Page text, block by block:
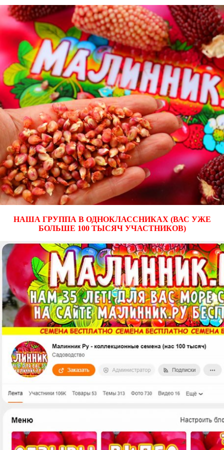
НАША ГРУППА В ОДНОКЛАССНИКАХ (ВАС УЖЕ
БОЛЬШЕ 100 ТЫСЯЧ УЧАСТНИКОВ)